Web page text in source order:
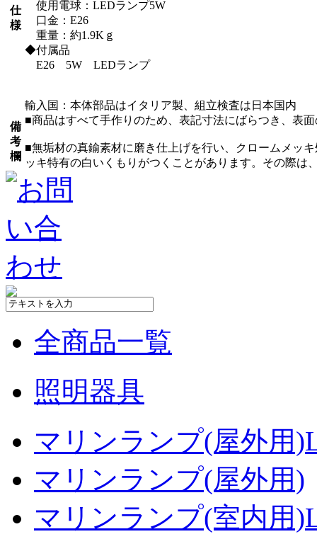
仕
様
使用電球：LEDランプ5W
口金：E26
重量：約1.9Kｇ
◆付属品
E26 5W LEDランプ
輸入国：本体部品はイタリア製、組立検査は日本国内
備
考
欄
■商品はすべて手作りのため、表記寸法にばらつき、表
■無垢材の真鍮素材に磨き仕上げを行い、クロームメッ
ッキ特有の白いくもりがつくことがあります。その際は
全商品一覧
照明器具
マリンランプ(屋外用
マリンランプ(屋外用)
マリンランプ(室内用